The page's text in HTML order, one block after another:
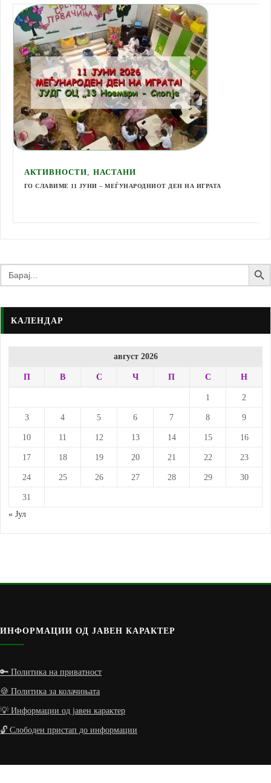
АКТИВНОСТИ, НАСТАНИ
ГО СЛАВИМЕ 11 ЈУНИ – МЕЃУНАРОДНИОТ ДЕН НА ИГРАТА
Search
for:
Search
КАЛЕНДАР
август 2026
П В С Ч П С Н
1 2
3 4 5 6 7 8 9
10 11 12 13 14 15 16
17 18 19 20 21 22 23
24 25 26 27 28 29 30
31
« Јул
ИНФОРМАЦИИ ОД ЈАВЕН КАРАКТЕР
🔑 Политика на приватност
🍪 Политика за колачињата
💡 Информации од јавен карактер
🔓 Слободен пристап до информации